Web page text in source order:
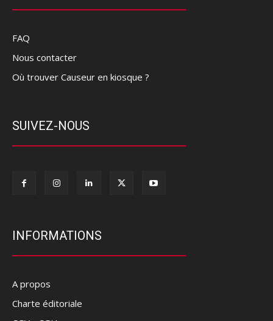
FAQ
Nous contacter
Où trouver Causeur en kiosque ?
SUIVEZ-NOUS
INFORMATIONS
A propos
Charte éditoriale